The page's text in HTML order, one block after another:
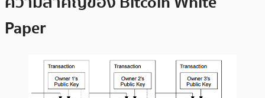
Paper